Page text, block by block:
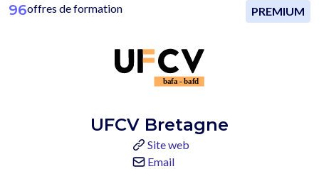
96offres de formation PREMIUM
UFCV Bretagne
Site web
Email